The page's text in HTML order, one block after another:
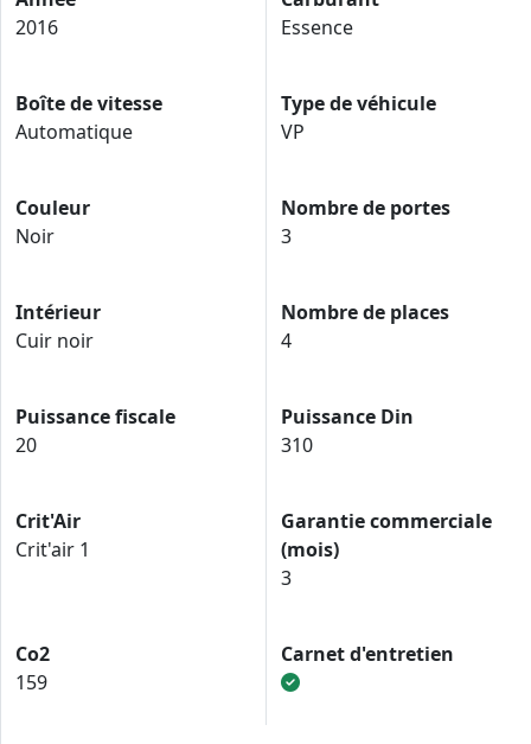
2016
Essence
Boîte de vitesse
Automatique
Type de véhicule
VP
Couleur
Noir
Nombre de portes
3
Intérieur
Cuir noir
Nombre de places
4
Puissance fiscale
20
Puissance Din
310
Crit'Air
Crit'air 1
Garantie commerciale
(mois)
3
Co2
159
Carnet d'entretien